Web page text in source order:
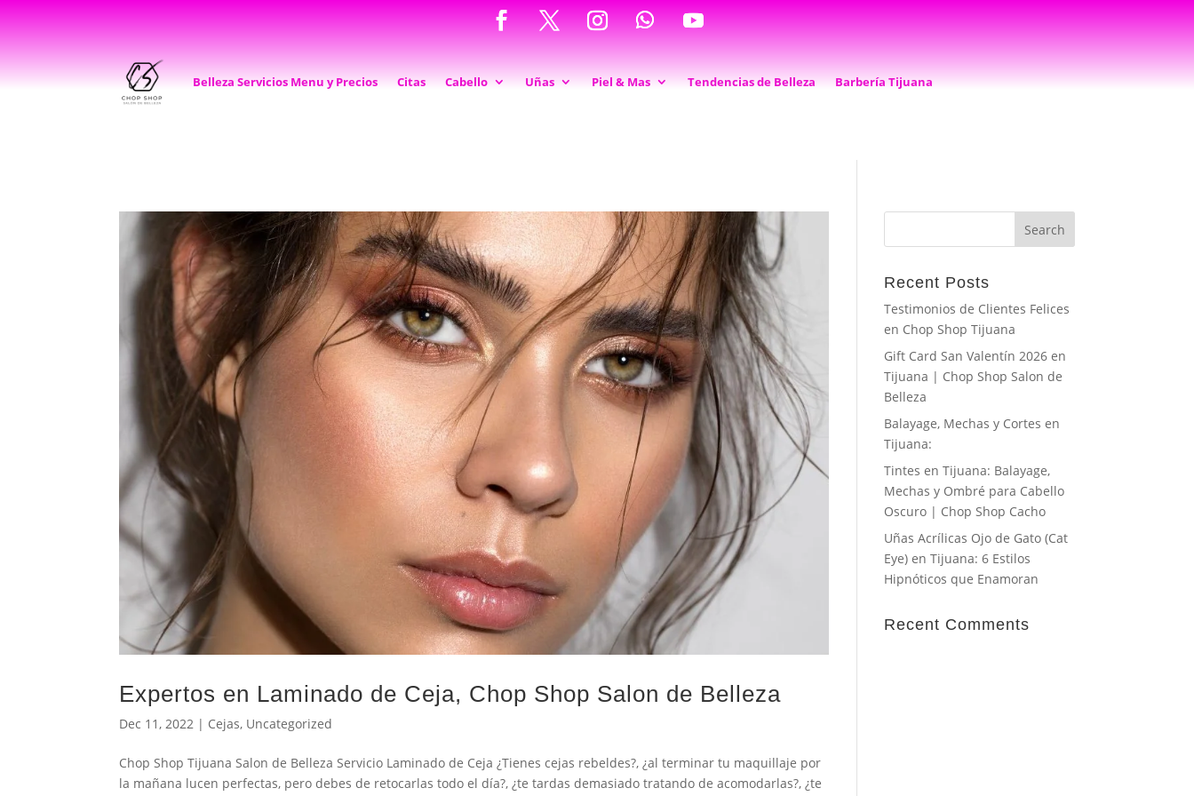
Belleza Servicios Menu y Precios Citas Cabello Uñas Piel & Mas Tendencias de Belleza Barbería Tijuana
Expertos en Laminado de Ceja, Chop Shop Salon de Belleza
Dec 11, 2022 | Cejas, Uncategorized
Chop Shop Tijuana Salon de Belleza Servicio Laminado de Ceja ¿Tienes cejas rebeldes?, ¿al terminar tu maquillaje por
la mañana lucen perfectas, pero debes de retocarlas todo el día?, ¿te tardas demasiado tratando de acomodarlas?, ¿te
Recent Posts
Testimonios de Clientes Felices
en Chop Shop Tijuana
Gift Card San Valentín 2026 en
Tijuana | Chop Shop Salon de
Belleza
Balayage, Mechas y Cortes en
Tijuana:
Tintes en Tijuana: Balayage,
Mechas y Ombré para Cabello
Oscuro | Chop Shop Cacho
Uñas Acrílicas Ojo de Gato (Cat
Eye) en Tijuana: 6 Estilos
Hipnóticos que Enamoran
Recent Comments